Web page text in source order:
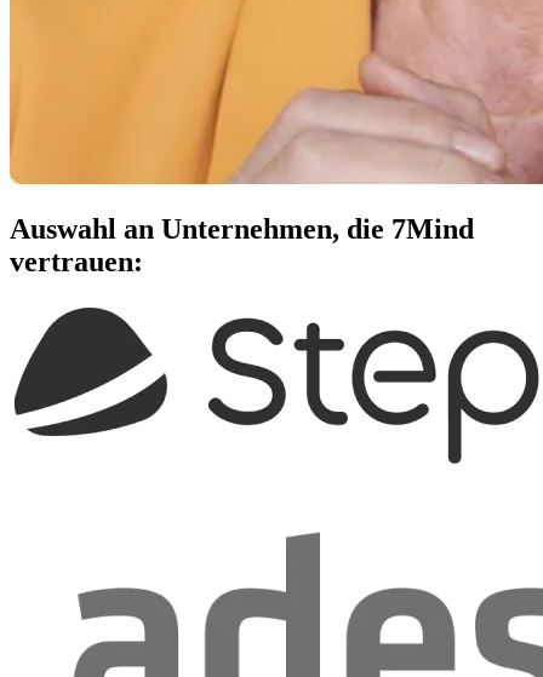
Auswahl an Unternehmen, die 7Mind
vertrauen: